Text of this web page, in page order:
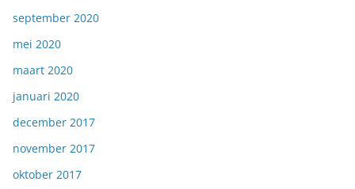
september 2020
mei 2020
maart 2020
januari 2020
december 2017
november 2017
oktober 2017